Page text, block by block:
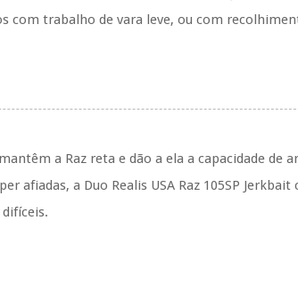
com trabalho de vara leve, ou com
a Raz reta e dão a ela a capacidade
afiadas, a Duo Realis USA Raz 105SP